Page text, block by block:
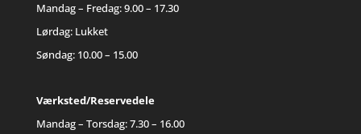
Mandag – Fredag: 9.00 – 17.30
Lørdag: Lukket
Søndag: 10.00 – 15.00
Værksted/Reservedele
Mandag – Torsdag: 7.30 – 16.00